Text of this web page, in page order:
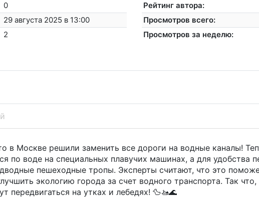
0
29 августа 2025 в 13:00
2
Рейтинг автора:
Просмотров всего:
Просмотров за неделю:
в Москве решили заменить все дороги на водные каналы!
по воде на специальных плавучих машинах, а для удобства
пешеходные тропы. Эксперты считают, что это
экологию города за счет водного транспорта. Так
передвигаться на утках и лебедях! 🦆🚤🌊